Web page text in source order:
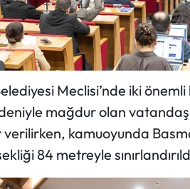
Meclisi’nde iki
mağdur olan
verilirken, kamuoyunda
84 metreyle